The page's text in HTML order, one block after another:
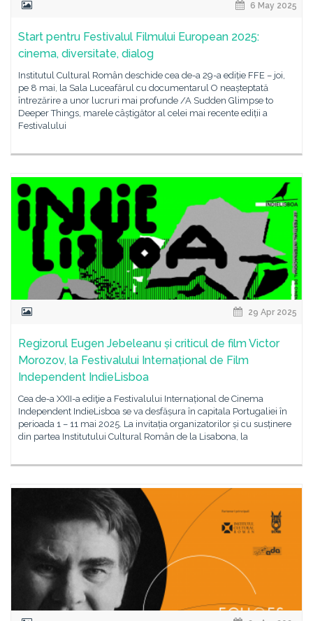
6 May 2025
Start pentru Festivalul Filmului European 2025:
cinema, diversitate, dialog
Institutul Cultural Român deschide cea de-a 29-a ediție FFE – joi,
pe 8 mai, la Sala Luceafărul cu documentarul O neașteptată
întrezărire a unor lucruri mai profunde /A Sudden Glimpse to
Deeper Things, marele câștigător al celei mai recente ediții a
Festivalului
29 Apr 2025
Regizorul Eugen Jebeleanu și criticul de film Victor
Morozov, la Festivalului Internațional de Film
Independent IndieLisboa
Cea de-a XXII-a ediţie a Festivalului Internațional de Cinema
Independent IndieLisboa se va desfășura în capitala Portugaliei în
perioada 1 – 11 mai 2025. La invitația organizatorilor și cu susținere
din partea Institutului Cultural Român de la Lisabona, la